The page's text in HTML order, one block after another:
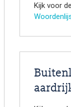
Kijk voor